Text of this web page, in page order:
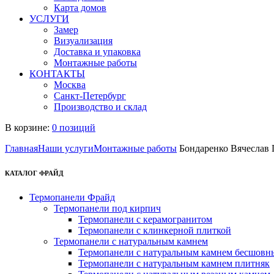
Карта домов
УСЛУГИ
Замер
Визуализация
Доставка и упаковка
Монтажные работы
КОНТАКТЫ
Москва
Санкт-Петербург
Производство и склад
В корзине: 0 позиций
ГлавнаяНаши услугиМонтажные работы Бондаренко Вячеслав
КАТАЛОГ ФРАЙД
Термопанели Фрайд
Термопанели под кирпич
Термопанели с керамогранитом
Термопанели с клинкерной плиткой
Термопанели с натуральным камнем
Термопанели с натуральным камнем
Термопанели с натуральным камнем плитняк